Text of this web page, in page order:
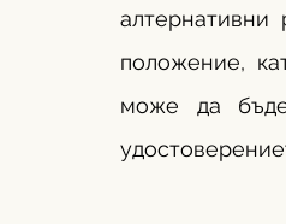
положение,
може да